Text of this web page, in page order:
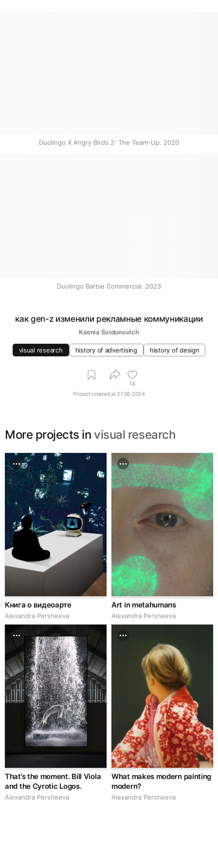
Duolingo X Angry Birds 2: The Team-Up. 2020
Duolingo Barbie Commercial. 2023
как gen-z изменили рекламные коммуникации
Ksenia Svidunovich
visual research history of advertising history of design
14
Project created at 27.06.2024
More projects in visual research
Книга о видеоарте
Alexandra Persheeva
Art in metahumans
Alexandra Persheeva
That’s the moment. Bill Viola
and the Cyrotic Logos.
Alexandra Persheeva
What makes modern painting
modern?
Alexandra Persheeva